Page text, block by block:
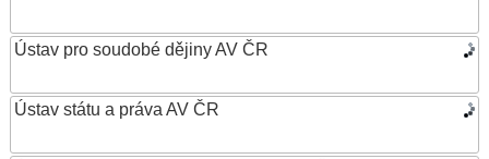
Ústav pro soudobé dějiny AV ČR
Ústav státu a práva AV ČR